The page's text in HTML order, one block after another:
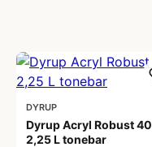
DYRUP
Dyrup Acryl Robust 40
2,25 L tonebar